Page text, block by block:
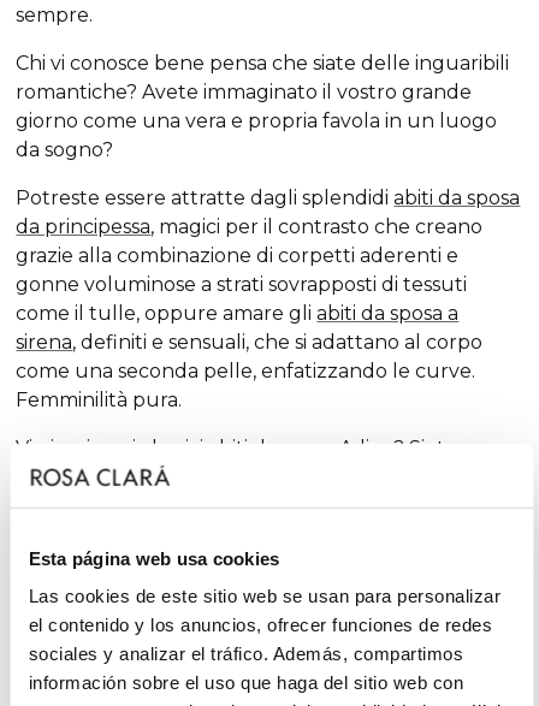
Esta página web usa cookies
Las cookies de este sitio web se usan para personalizar
el contenido y los anuncios, ofrecer funciones de redes
sociales y analizar el tráfico. Además, compartimos
información sobre el uso que haga del sitio web con
sempre.
Chi vi conosce bene pensa che siate delle inguaribili
romantiche? Avete immaginato il vostro grande
giorno come una vera e propria favola in un luogo
da sogno?
Potreste essere attratte dagli splendidiabiti da sposa
da principessa, magici per il contrasto che creano
grazie alla combinazione di corpetti aderenti e
gonne voluminose a strati sovrapposti di tessuti
come il tulle, oppure amare gliabiti da sposa a
sirena, definiti e sensuali, che si adattano al corpo
come una seconda pelle, enfatizzando le curve.
Femminilità pura.
Vi piacciono i classici abiti da sposa A-line? Siete
fortunate. LaA-line
meglio si adatta alla maggior parte delle carnagioni
collezioni, sempre con dosi extra di femminilità e
finiture sorprendenti, che rinnovano la tradizione
con tocchi chic e fantasiosi, senza escludere il
glamour.
D'altra parte, se siete una sposa minimal, sarete